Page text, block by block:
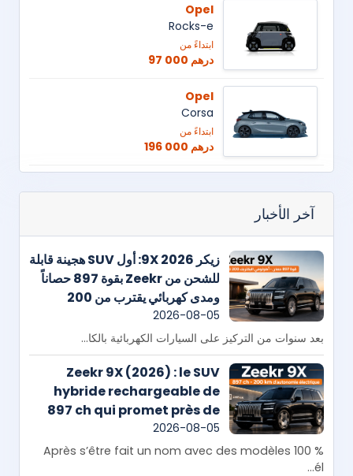
Opel
Rocks-e
ابتداءً من
97 000 درهم
Opel
Corsa
ابتداءً من
196 000 درهم
آخر الأخبار
زيكر 9X 2026: أول SUV هجينة قابلة
للشحن من Zeekr بقوة 897 حصاناً
ومدى كهربائي يقترب من 200
كيلومتر
2026-08-05
بعد سنوات من التركيز على السيارات الكهربائية بالكا...
Zeekr 9X (2026) : le SUV
hybride rechargeable de
897 ch qui promet près de
200 km en mode électrique
2026-08-05
Après s’être fait un nom avec des modèles 100 %
él...